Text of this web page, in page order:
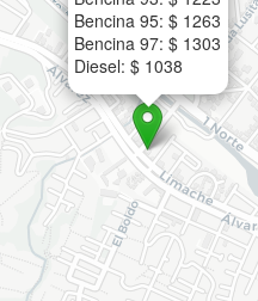
Bencina 95: $ 1263
Bencina 97: $ 1303
Diesel: $ 1038